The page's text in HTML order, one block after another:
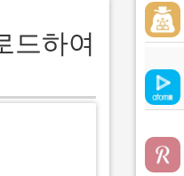
드하여